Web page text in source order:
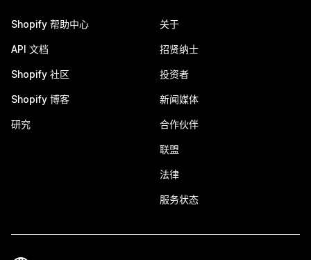
Shopify 帮助中心
API 文档
Shopify 社区
Shopify 博客
研究
关于
招贤纳士
投资者
新闻媒体
合作伙伴
联盟
法律
服务状态